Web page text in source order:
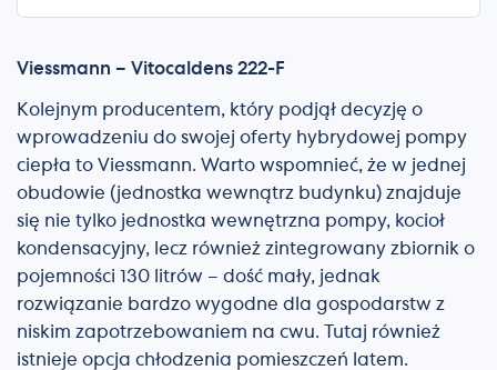
Viessmann – Vitocaldens 222-F
Kolejnym producentem, który podjął decyzję o
wprowadzeniu do swojej oferty hybrydowej pompy
ciepła to Viessmann. Warto wspomnieć, że w jednej
obudowie (jednostka wewnątrz budynku) znajduje
się nie tylko jednostka wewnętrzna pompy, kocioł
kondensacyjny, lecz również zintegrowany zbiornik o
pojemności 130 litrów – dość mały, jednak
rozwiązanie bardzo wygodne dla gospodarstw z
niskim zapotrzebowaniem na cwu. Tutaj również
istnieje opcja chłodzenia pomieszczeń latem.